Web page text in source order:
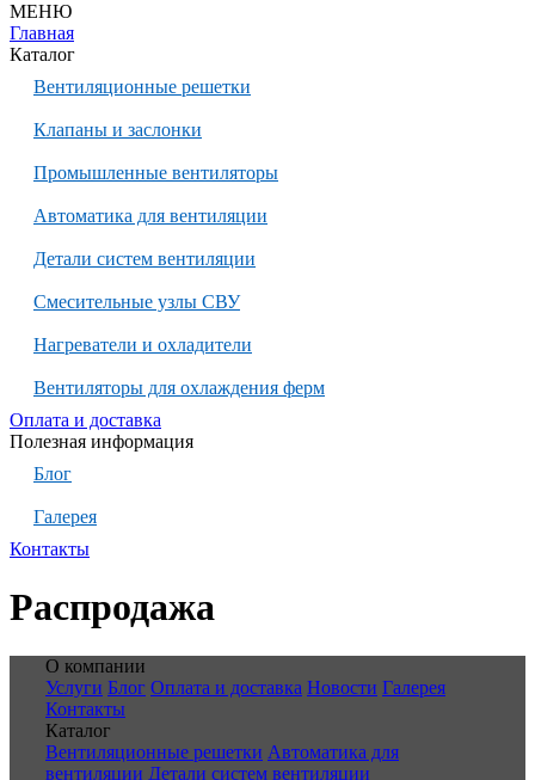
МЕНЮ
Главная
Каталог
Вентиляционные решетки
Клапаны и заслонки
Промышленные вентиляторы
Автоматика для вентиляции
Детали систем вентиляции
Смесительные узлы СВУ
Нагреватели и охладители
Вентиляторы для охлаждения ферм
Оплата и доставка
Полезная информация
Блог
Галерея
Контакты
Распродажа
О компании
Услуги Блог Оплата и доставка Новости Галерея
Контакты
Каталог
Вентиляционные решетки Автоматика для
вентиляции Детали систем вентиляции